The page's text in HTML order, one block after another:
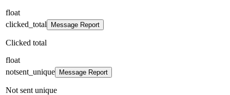
float
clicked_total
Message Report
Clicked total
float
notsent_unique
Message Report
Not sent unique